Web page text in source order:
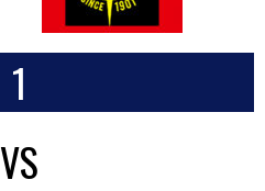
1
VS